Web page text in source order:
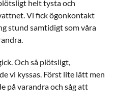
helt tysta och
Vi fick ögonkontakt
stund samtidigt som våra
Och så plötsligt,
vi kyssas. Först lite lätt men
på varandra och såg att